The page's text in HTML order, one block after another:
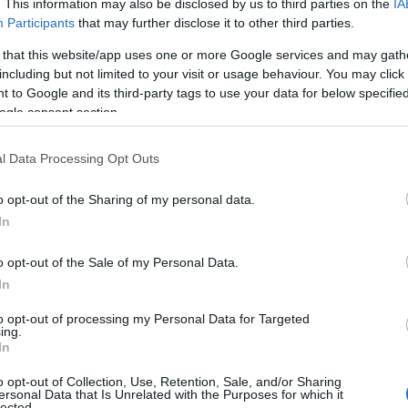
This information may also be disclosed by us to third parties on the
Participants that may further disclose it to other third parties.
that this website/app uses one or more Google services and may
but not limited to your visit or usage behaviour. You may
to Google and its third-party tags to use your data for below
consent section.
Data Processing Opt Outs
opt-out of the Sharing of my personal data.
opt-out of the Sale of my Personal Data.
opt-out of processing my Personal Data for Targeted
opt-out of Collection, Use, Retention, Sale, and/or Sharing
Data that Is Unrelated with the Purposes for which it
—με έδρα τη Γερμανία— φέρεται να
πληροφορίες με την ανταγωνίστρια
σκοπό την αποκλειστική πρόσβαση στην
παικτών στον δυναμικά
ποσοστό στην Glovo το 2018 και, όπως
και να ανταλλάσσει πληροφορίες
δραστηριοτήτων της ισπανικής
καναλιών επικοινωνίας όπως το
ένας αξιωματούχος περιέγραψε ως
Τερέσα Ριμπέρα, σχολίασε: